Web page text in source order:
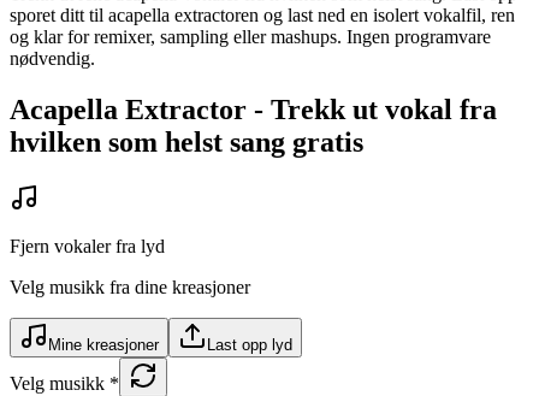
sporet ditt til acapella extractoren og last ned en isolert vokalfil, ren
og klar for remixer, sampling eller mashups. Ingen programvare
nødvendig.
Acapella Extractor - Trekk ut vokal fra
hvilken som helst sang gratis
Fjern vokaler fra lyd
Velg musikk fra dine kreasjoner
Mine kreasjoner Last opp lyd
Velg musikk *